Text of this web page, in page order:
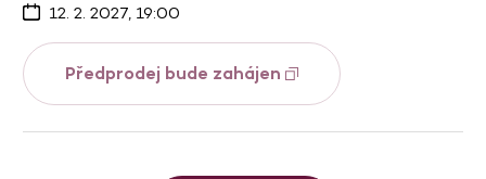
12. 2. 2027, 19:00
Předprodej bude zahájen